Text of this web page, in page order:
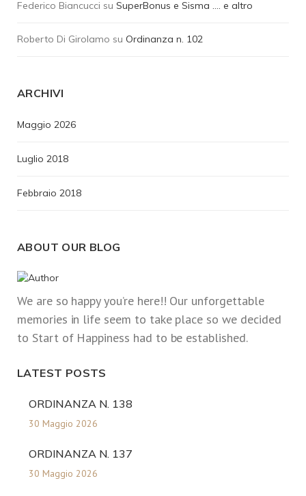
Federico Biancucci su SuperBonus e Sisma …. e altro
Roberto Di Girolamo su Ordinanza n. 102
ARCHIVI
Maggio 2026
Luglio 2018
Febbraio 2018
ABOUT OUR BLOG
We are so happy you’re here!! Our unforgettable
memories in life seem to take place so we decided
to Start of Happiness had to be established.
LATEST POSTS
ORDINANZA N. 138
30 Maggio 2026
ORDINANZA N. 137
30 Maggio 2026